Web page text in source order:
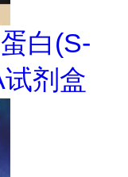
白(S-
剂盒